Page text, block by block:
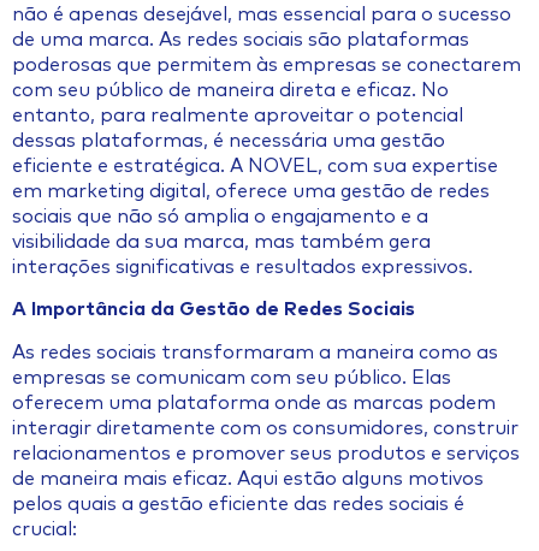
não é apenas desejável, mas essencial para o sucesso
de uma marca. As redes sociais são plataformas
poderosas que permitem às empresas se conectarem
com seu público de maneira direta e eficaz. No
entanto, para realmente aproveitar o potencial
dessas plataformas, é necessária uma gestão
eficiente e estratégica. A NOVEL, com sua expertise
em marketing digital, oferece uma gestão de redes
sociais que não só amplia o engajamento e a
visibilidade da sua marca, mas também gera
interações significativas e resultados expressivos.
A Importância da Gestão de Redes Sociais
As redes sociais transformaram a maneira como as
empresas se comunicam com seu público. Elas
oferecem uma plataforma onde as marcas podem
interagir diretamente com os consumidores, construir
relacionamentos e promover seus produtos e serviços
de maneira mais eficaz. Aqui estão alguns motivos
pelos quais a gestão eficiente das redes sociais é
crucial: